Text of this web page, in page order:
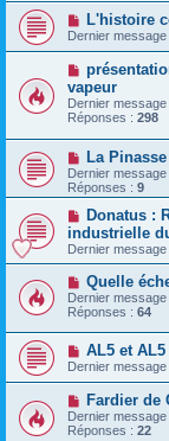
L'histoire
Dernier
vapeur
Dernier
Réponses : 298
La
Dernier
Réponses : 9
Donatus :
industrielle
Dernier
Quelle
Dernier
Réponses : 64
AL5 et AL5
Dernier
Fardier de
Dernier
Réponses : 22